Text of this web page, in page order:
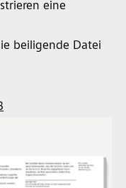
eine
beiligende Datei